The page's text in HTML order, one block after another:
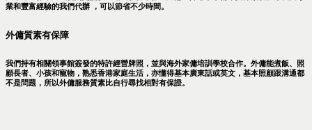
業和豐富經驗的我們代辦 ，可以節省不少時間。
外傭質素有保障
我們持有相關領事館簽發的特許經營牌照，並與海外家傭培訓學校合作。外傭能煮飯、照
顧長者、小孩和寵物，熟悉香港家庭生活，亦懂得基本廣東話或英文，基本照顧跟溝通都
不是問題，所以外傭服務質素比自行尋找相對有保證。